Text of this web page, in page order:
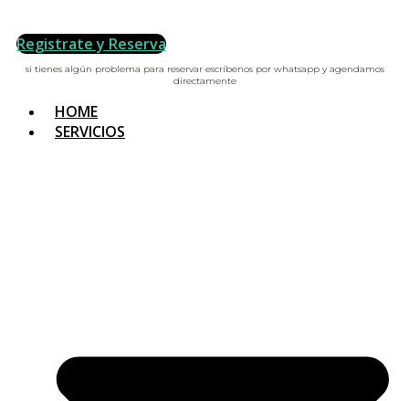
Registrate y Reserva
si tienes algún problema para reservar escríbenos por whatsapp y agendamos
directamente
HOME
SERVICIOS